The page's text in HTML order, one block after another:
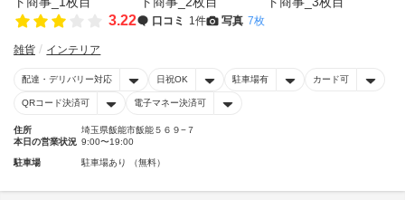
3.22 口コミ 1件 写真 7枚
雑貨 インテリア
配達・デリバリー対応 日祝OK 駐車場有 カード可
QRコード決済可 電子マネー決済可
住所
埼玉県飯能市飯能５６９−７
本日の営業状況 9:00〜19:00
駐車場 駐車場あり （無料）